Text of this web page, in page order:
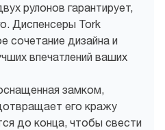
рулонов гарантирует,
Диспенсеры Tork
сочетание дизайна и
впечатлений ваших
замком,
его кражу
до конца, чтобы свести